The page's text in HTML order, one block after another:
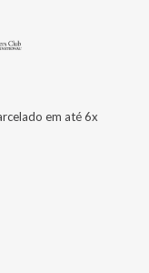
em até 6x